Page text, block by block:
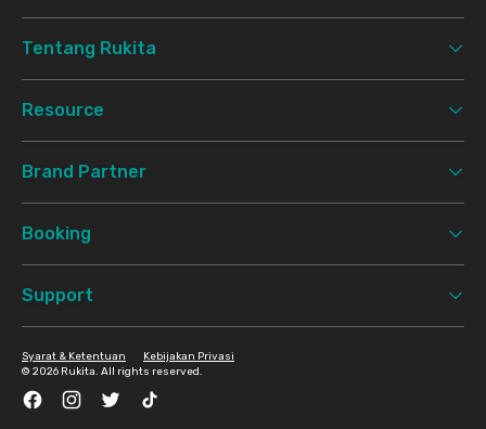
Tentang Rukita
Resource
Brand Partner
Booking
Support
© 2026 Rukita. All rights reserved.
Syarat & Ketentuan Kebijakan Privasi
FacebookInstagramTwitter TikTok